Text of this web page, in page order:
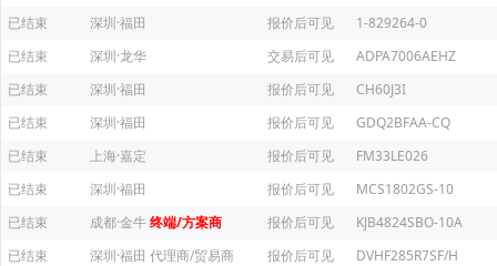
已结束
深圳·福田 报价后可见
1-829264-0
已结束
深圳·龙华 交易后可见
ADPA7006AEHZ
已结束
深圳·福田 报价后可见
CH60J3I
已结束
深圳·福田 报价后可见
GDQ2BFAA-CQ
已结束
上海·嘉定 报价后可见
FM33LE026
已结束
深圳·福田 报价后可见
MCS1802GS-10
已结束
成都·金牛终端/方案商 报价后可见
KJB4824SBO-10A
已结束
深圳·福田 代理商/贸易商 报价后可见
DVHF285R7SF/H